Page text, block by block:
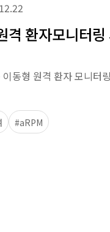
격 환자모니터
동형 원격 환자 모니
#aRPM